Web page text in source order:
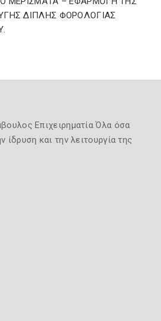
ΔΙΠΛΗΣ ΦΟΡΟΛΟΓΙΑΣ
Επιχειρηματία Όλα όσα
ίδρυση και την λειτουργία της